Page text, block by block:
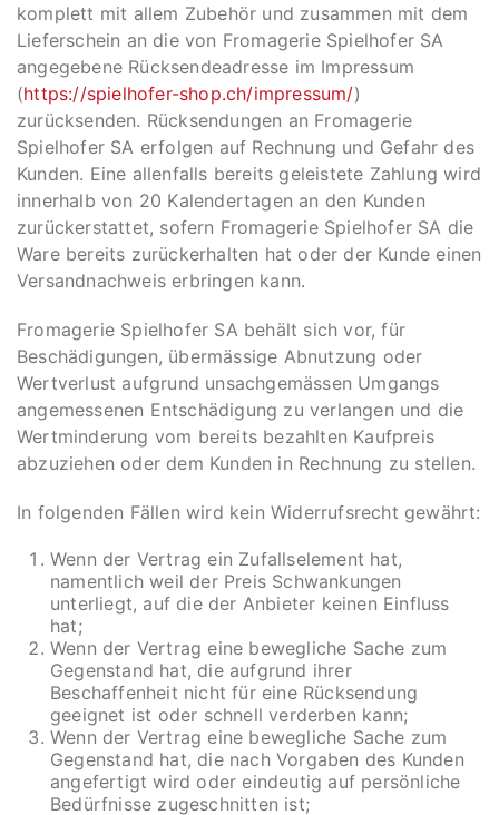
komplett mit allem Zubehör und zusammen mit dem
Lieferschein an die von Fromagerie Spielhofer SA
angegebene Rücksendeadresse im Impressum
(https://spielhofer-shop.ch/impressum/)
zurücksenden. Rücksendungen an Fromagerie
Spielhofer SA erfolgen auf Rechnung und Gefahr des
Kunden. Eine allenfalls bereits geleistete Zahlung wird
innerhalb von 20 Kalendertagen an den Kunden
zurückerstattet, sofern Fromagerie Spielhofer SA die
Ware bereits zurückerhalten hat oder der Kunde einen
Versandnachweis erbringen kann.
Fromagerie Spielhofer SA behält sich vor, für
Beschädigungen, übermässige Abnutzung oder
Wertverlust aufgrund unsachgemässen Umgangs
angemessenen Entschädigung zu verlangen und die
Wertminderung vom bereits bezahlten Kaufpreis
abzuziehen oder dem Kunden in Rechnung zu stellen.
In folgenden Fällen wird kein Widerrufsrecht gewährt:
Wenn der Vertrag ein Zufallselement hat,
namentlich weil der Preis Schwankungen
unterliegt, auf die der Anbieter keinen Einfluss
hat;
Wenn der Vertrag eine bewegliche Sache zum
Gegenstand hat, die aufgrund ihrer
Beschaffenheit nicht für eine Rücksendung
geeignet ist oder schnell verderben kann;
Wenn der Vertrag eine bewegliche Sache zum
Gegenstand hat, die nach Vorgaben des Kunden
angefertigt wird oder eindeutig auf persönliche
Bedürfnisse zugeschnitten ist;